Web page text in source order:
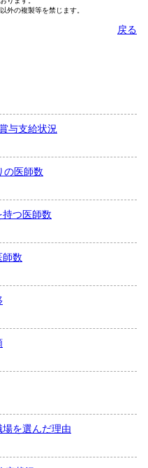
外の複製等を禁じます。
戻る
与支給状況
の医師数
つ医師数
師数
を選んだ理由